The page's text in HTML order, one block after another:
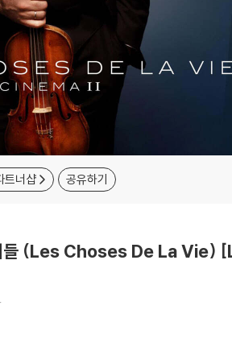
트너샵 공유하기
들 (Les Choses De La Vie)